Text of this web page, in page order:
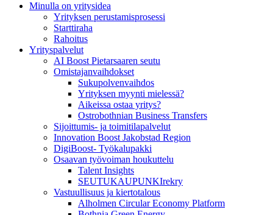
Minulla on yritysidea
Yrityksen perustamisprosessi
Starttiraha
Rahoitus
Yrityspalvelut
AI Boost Pietarsaaren seutu
Omistajanvaihdokset
Sukupolvenvaihdos
Yrityksen myynti mielessä?
Aikeissa ostaa yritys?
Ostrobothnian Business Transfers
Sijoittumis- ja toimitilapalvelut
Innovation Boost Jakobstad Region
DigiBoost- Työkalupakki
Osaavan työvoiman houkuttelu
Talent Insights
SEUTUKAUPUNKIrekry
Vastuullisuus ja kiertotalous
Alholmen Circular Economy Platform